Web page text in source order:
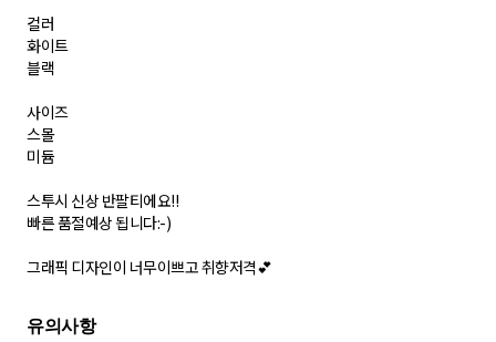
컬러
화이트
블랙
사이즈
스몰
미듐
스투시 신상 반팔티에요!!
빠른 품절예상 됩니다:-)
그래픽 디자인이 너무이쁘고 취향저격💕
유의사항